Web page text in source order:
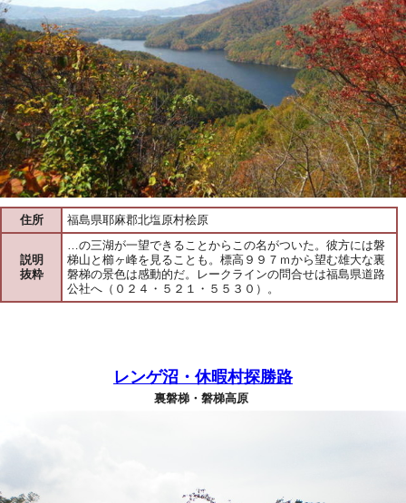
住所 福島県耶麻郡北塩原村桧原
説明
抜粋
…の三湖が一望できることからこの名がついた。彼方には磐
梯山と櫛ヶ峰を見ることも。標高９９７ｍから望む雄大な裏
磐梯の景色は感動的だ。レークラインの問合せは福島県道路
公社へ（０２４・５２１・５５３０）。
レンゲ沼・休暇村探勝路
裏磐梯・磐梯高原